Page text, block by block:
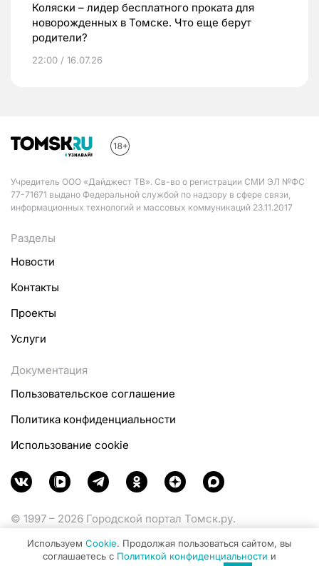
Коляски – лидер бесплатного проката для
новорожденных в Томске. Что еще берут
родители?
22:00 / 16.07.26
Учредитель ООО «Дайджест ТВ». Св-во о регистрации СМИ ЭЛ №ФС
77-71671 выдано Федеральной службой по надзору в сфере связи,
информационных технологий и массовых коммуникаций 23.11.2017
Разделы
Новости
Контакты
Проекты
Услуги
Документация
Пользовательское соглашение
Политика конфиденциальности
Использование cookie
© 1997 – 2026 Городской портал Томск.ру.
Министерства цифрового развития, связи и массовых
Используем Cookie. Продолжая пользоваться сайтом, вы
соглашаетесь с Политикой конфиденциальности и